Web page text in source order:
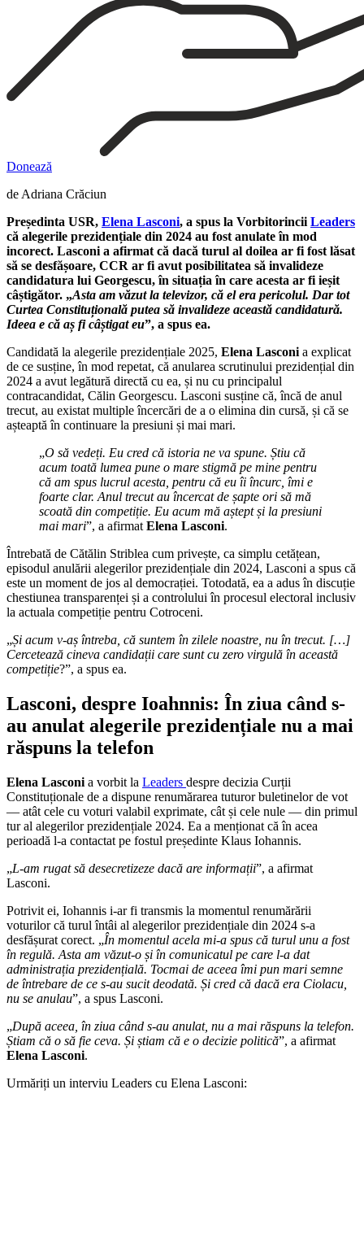
Donează
de Adriana Crăciun
Președinta USR, Elena Lasconi, a spus la Vorbitorincii Leaders
că alegerile prezidențiale din 2024 au fost anulate în mod
incorect. Lasconi a afirmat că dacă turul al doilea ar fi fost lăsat
să se desfășoare, CCR ar fi avut posibilitatea să invalideze
candidatura lui Georgescu, în situația în care acesta ar fi ieșit
câștigător. „Asta am văzut la televizor, că el era pericolul. Dar tot
Curtea Constituțională putea să invalideze această candidatură.
Ideea e că aș fi câștigat eu”, a spus ea.
Candidată la alegerile prezidențiale 2025, Elena Lasconi a explicat
de ce susține, în mod repetat, că anularea scrutinului prezidențial din
2024 a avut legătură directă cu ea, și nu cu principalul
contracandidat, Călin Georgescu. Lasconi susține că, încă de anul
trecut, au existat multiple încercări de a o elimina din cursă, și că se
așteaptă în continuare la presiuni și mai mari.
„O să vedeți. Eu cred că istoria ne va spune. Știu că
acum toată lumea pune o mare stigmă pe mine pentru
că am spus lucrul acesta, pentru că eu îi încurc, îmi e
foarte clar. Anul trecut au încercat de șapte ori să mă
scoată din competiție. Eu acum mă aștept și la presiuni
mai mari”, a afirmat Elena Lasconi.
Întrebată de Cătălin Striblea cum privește, ca simplu cetățean,
episodul anulării alegerilor prezidențiale din 2024, Lasconi a spus că
este un moment de jos al democrației. Totodată, ea a adus în discuție
chestiunea transparenței și a controlului în procesul electoral inclusiv
la actuala competiție pentru Cotroceni.
„Și acum v-aș întreba, că suntem în zilele noastre, nu în trecut. […]
Cercetează cineva candidații care sunt cu zero virgulă în această
competiție?”, a spus ea.
Lasconi, despre Ioahnnis: În ziua când s-
au anulat alegerile prezidențiale nu a mai
răspuns la telefon
Elena Lasconi a vorbit la Leaders despre decizia Curții
Constituționale de a dispune renumărarea tuturor buletinelor de vot
— atât cele cu voturi valabil exprimate, cât și cele nule — din primul
tur al alegerilor prezidențiale 2024. Ea a menționat că în acea
perioadă l-a contactat pe fostul președinte Klaus Iohannis.
„L-am rugat să desecretizeze dacă are informații”, a afirmat
Lasconi.
Potrivit ei, Iohannis i-ar fi transmis la momentul renumărării
voturilor că turul întâi al alegerilor prezidențiale din 2024 s-a
desfășurat corect. „În momentul acela mi-a spus că turul unu a fost
în regulă. Asta am văzut-o și în comunicatul pe care l-a dat
administrația prezidențială. Tocmai de aceea îmi pun mari semne
de întrebare de ce s-au sucit deodată. Și cred că dacă era Ciolacu,
nu se anulau”, a spus Lasconi.
„După aceea, în ziua când s-au anulat, nu a mai răspuns la telefon.
Știam că o să fie ceva. Și știam că e o decizie politică”, a afirmat
Elena Lasconi.
Urmăriți un interviu Leaders cu Elena Lasconi: